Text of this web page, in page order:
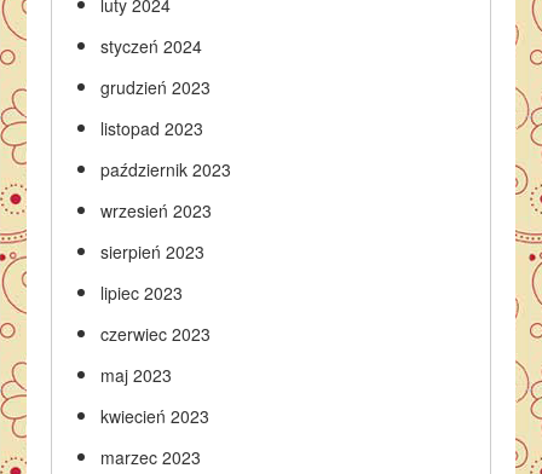
luty 2024
styczeń 2024
grudzień 2023
listopad 2023
październik 2023
wrzesień 2023
sierpień 2023
lipiec 2023
czerwiec 2023
maj 2023
kwiecień 2023
marzec 2023